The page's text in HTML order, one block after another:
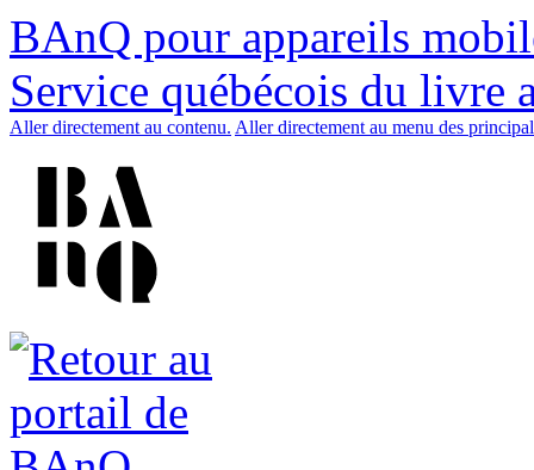
BAnQ pour appareils
Service québécois du livre
Aller directement au contenu. Aller directement au menu des